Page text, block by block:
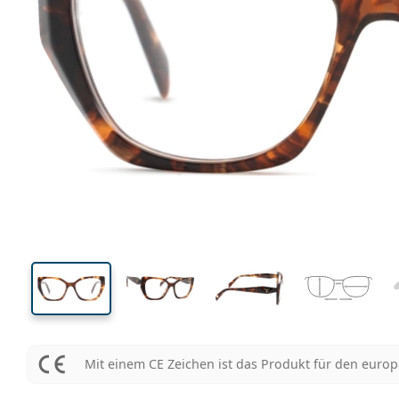
44 mm
Glashöhe Glasbreite
Glasbreite
Mit einem CE Zeichen ist das Produkt für den